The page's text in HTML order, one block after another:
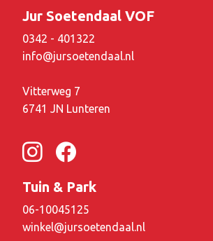
Jur Soetendaal VOF
0342 - 401322
info@jursoetendaal.nl
Vitterweg 7
6741 JN Lunteren
Tuin & Park
06-10045125
winkel@jursoetendaal.nl